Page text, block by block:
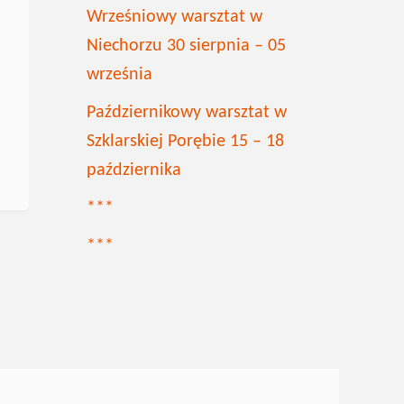
Wrześniowy warsztat w
Niechorzu 30 sierpnia – 05
września
Październikowy warsztat w
Szklarskiej Porębie 15 – 18
października
***
***